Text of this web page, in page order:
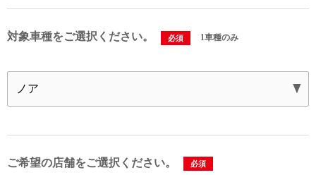
対象車種をご選択ください。 必須 1車種のみ
ご希望の店舗をご選択ください。 必須